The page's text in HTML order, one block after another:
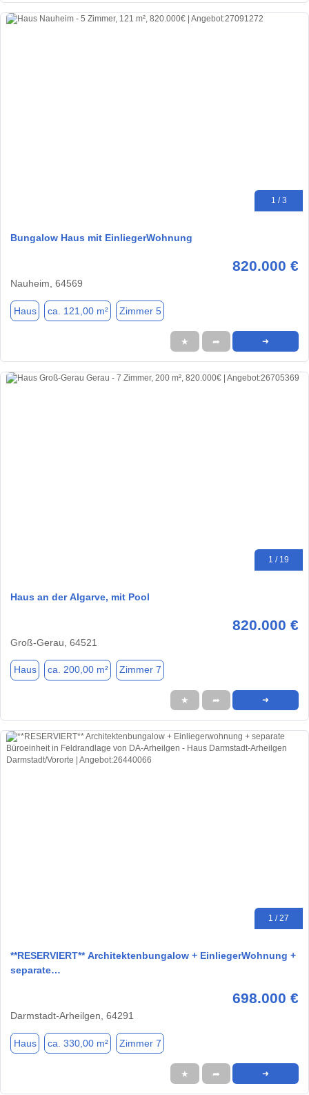
1 / 3
Bungalow Haus mit EinliegerWohnung
820.000 €
Nauheim, 64569
Haus ca. 121,00 m² Zimmer 5
★ ➦ ➜
1 / 19
Haus an der Algarve, mit Pool
820.000 €
Groß-Gerau, 64521
Haus ca. 200,00 m² Zimmer 7
★ ➦ ➜
1 / 27
**RESERVIERT** Architektenbungalow + EinliegerWohnung +
separate…
698.000 €
Darmstadt-Arheilgen, 64291
Haus ca. 330,00 m² Zimmer 7
★ ➦ ➜